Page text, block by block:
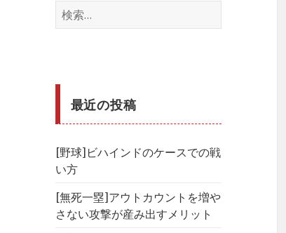
検
索:
最近の投稿
[野球]ビハインドのケースでの戦
い方
[無死一塁]アウトカウントを増や
さない攻撃が産み出すメリット